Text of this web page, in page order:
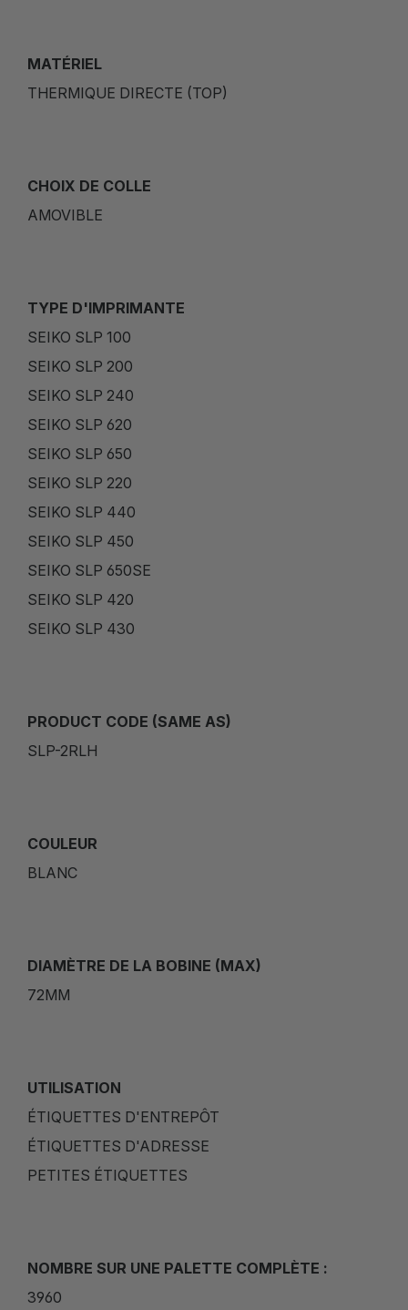
MATÉRIEL
THERMIQUE DIRECTE (TOP)
CHOIX DE COLLE
AMOVIBLE
TYPE D'IMPRIMANTE
SEIKO SLP 100
SEIKO SLP 200
SEIKO SLP 240
SEIKO SLP 620
SEIKO SLP 650
SEIKO SLP 220
SEIKO SLP 440
SEIKO SLP 450
SEIKO SLP 650SE
SEIKO SLP 420
SEIKO SLP 430
PRODUCT CODE (SAME AS)
SLP-2RLH
COULEUR
BLANC
DIAMÈTRE DE LA BOBINE (MAX)
72MM
UTILISATION
ÉTIQUETTES D'ENTREPÔT
ÉTIQUETTES D'ADRESSE
PETITES ÉTIQUETTES
NOMBRE SUR UNE PALETTE COMPLÈTE :
3960